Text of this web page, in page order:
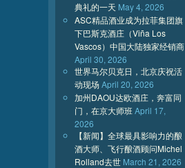
典礼的一天 May 4, 2026
ASC精品酒业成为拉菲集团旗
下巴斯克酒庄（Viña Los
Vascos）中国大陆独家经销商
April 30, 2026
世界马尔贝克日，北京庆祝活
动现场April 20, 2026
加州DAOU达欧酒庄，奔富同
门，在京大师班 April 17,
2026
【新闻】全球最具影响力的酿
酒大师、飞行酿酒顾问Michel
Rolland去世 March 21, 2026